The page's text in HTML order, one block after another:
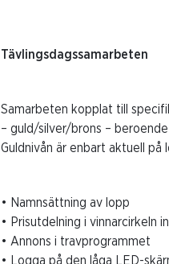
Tävlingsdagssamarbeten
Samarbeten kopplat till
– guld/silver/brons –
Guldnivån är enbart aktuell på
• Namnsättning av lopp
• Prisutdelning i vinnarcirkeln
• Annons i travprogrammet
• Logga på den låga LED-